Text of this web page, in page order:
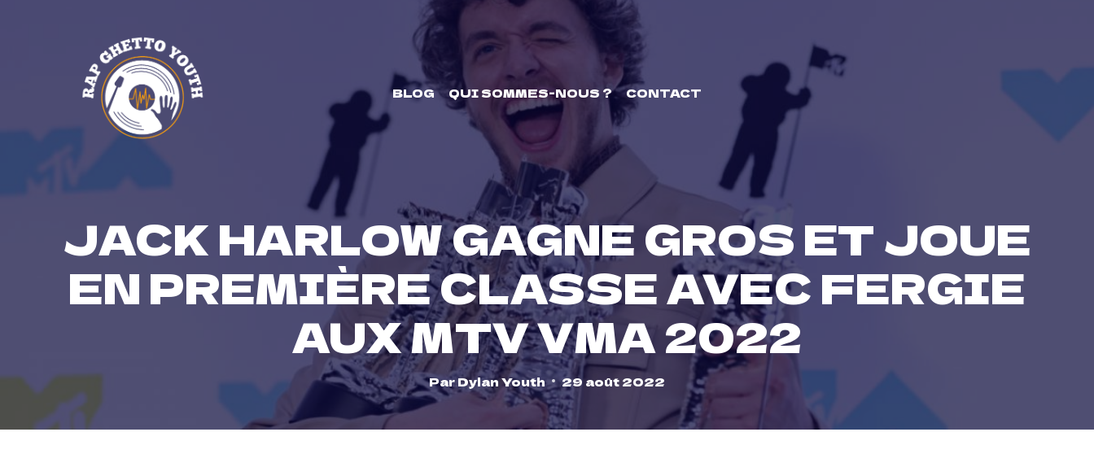
BLOG QUI SOMMES-NOUS ? CONTACT
JACK HARLOW GAGNE GROS ET JOUE
EN PREMIÈRE CLASSE AVEC FERGIE
AUX MTV VMA 2022
ParDylan Youth 29 août 2022